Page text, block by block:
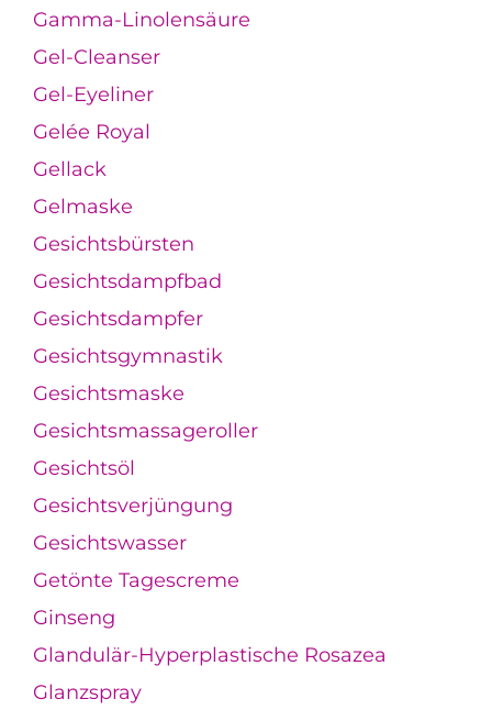
Gamma-Linolensäure
Gel-Cleanser
Gel-Eyeliner
Gelée Royal
Gellack
Gelmaske
Gesichtsbürsten
Gesichtsdampfbad
Gesichtsdampfer
Gesichtsgymnastik
Gesichtsmaske
Gesichtsmassageroller
Gesichtsöl
Gesichtsverjüngung
Gesichtswasser
Getönte Tagescreme
Ginseng
Glandulär-Hyperplastische Rosazea
Glanzspray